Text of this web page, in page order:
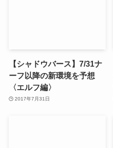
【シャドウバース】7/31ナ
ーフ以降の新環境を予想
〈エルフ編〉
2017年7月31日